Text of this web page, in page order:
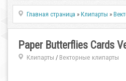
Главная страница »Клипарты »
Paper Butterflies Cards
Клипарты / Векторные клипарты